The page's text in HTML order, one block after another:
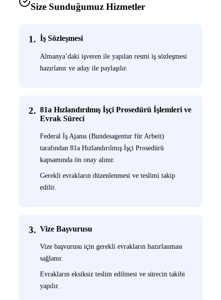
Size Sunduğumuz Hizmetler
1. İş Sözleşmesi
Almanya’daki işveren ile yapılan resmi iş sözleşmesi
hazırlanır ve aday ile paylaşılır.
2. 81a Hızlandırılmış İşçi Prosedürü İşlemleri ve
Evrak Süreci
Federal İş Ajansı (Bundesagentur für Arbeit)
tarafından 81a Hızlandırılmış İşçi Prosedürü
kapsamında ön onay alınır.
Gerekli evrakların düzenlenmesi ve teslimi takip
edilir.
3. Vize Başvurusu
Vize başvurusu için gerekli evrakların hazırlanması
sağlanır.
Evrakların eksiksiz teslim edilmesi ve sürecin takibi
yapılır.